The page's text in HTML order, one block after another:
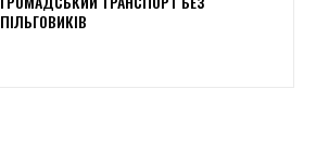
ПІЛЬГОВИКІВ